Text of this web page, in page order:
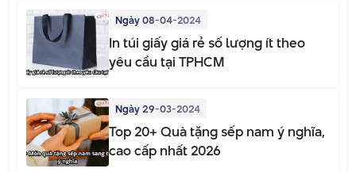
Ngày 08-04-2024
In túi giấy giá rẻ số lượng ít theo
yêu cầu tại TPHCM
Ngày 29-03-2024
Top 20+ Quà tặng sếp nam ý nghĩa,
cao cấp nhất 2026